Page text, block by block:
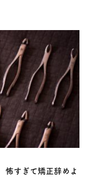
怖すぎて矯正辞めよ